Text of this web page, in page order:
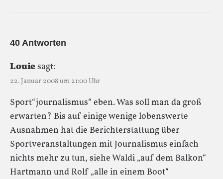
40 Antworten
Louiesagt:
22. Januar 2008 um 21:00 Uhr
Sport“journalismus“ eben. Was soll man da groß
erwarten? Bis auf einige wenige lobenswerte
Ausnahmen hat die Berichterstattung über
Sportveranstaltungen mit Journalismus einfach
nichts mehr zu tun, siehe Waldi „auf dem Balkon“
Hartmann und Rolf „alle in einem Boot“